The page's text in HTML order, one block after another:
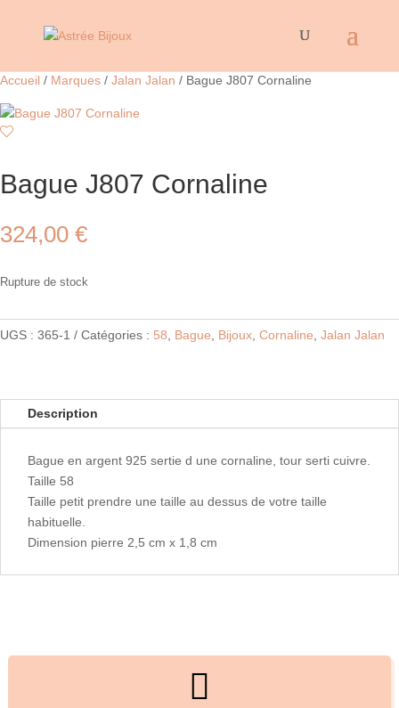
Accueil / Marques / Jalan Jalan / Bague J807 Cornaline
Bague J807 Cornaline
324,00 €
Rupture de stock
UGS : 365-1 Catégories : 58 Bague Bijoux Cornaline Jalan Jalan
Description
Bague en argent 925 sertie d une cornaline, tour serti cuivre.
Taille 58
Taille petit prendre une taille au dessus de votre taille
habituelle.
Dimension pierre 2,5 cm x 1,8 cm
